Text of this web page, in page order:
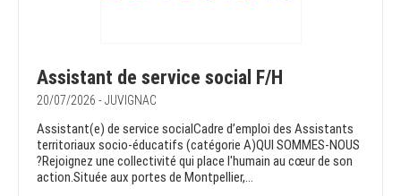
Assistant de service social F/H
20/07/2026 - JUVIGNAC
Assistant(e) de service socialCadre d’emploi des Assistants
territoriaux socio-éducatifs (catégorie A)QUI SOMMES-NOUS
?Rejoignez une collectivité qui place l'humain au cœur de son
action.Située aux portes de Montpellier,...